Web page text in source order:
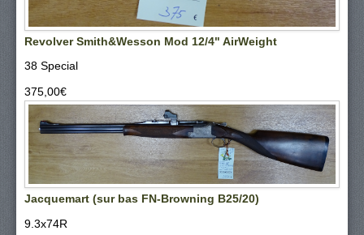
Revolver Smith&Wesson Mod 12/4" AirWeight
38 Special
375,00‎€
Jacquemart (sur bas FN-Browning B25/20)
9.3x74R